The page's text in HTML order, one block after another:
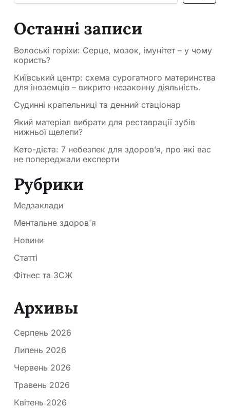
Останні записи
Волоські горіхи: Серце, мозок, імунітет – у чому
користь?
Київський центр: схема сурогатного материнства
для іноземців – викрито незаконну діяльність.
Судинні крапельниці та денний стаціонар
Який матеріал вибрати для реставрації зубів
нижньої щелепи?
Кето-дієта: 7 небезпек для здоров’я, про які вас
не попереджали експерти
Рубрики
Медзаклади
Ментальне здоров'я
Новини
Статті
Фітнес та ЗСЖ
Архивы
Серпень 2026
Липень 2026
Червень 2026
Травень 2026
Квітень 2026